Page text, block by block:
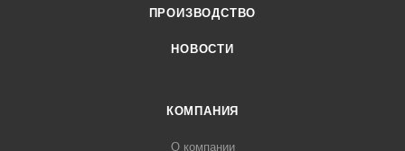
ПРОИЗВОДСТВО
НОВОСТИ
КОМПАНИЯ
О компании